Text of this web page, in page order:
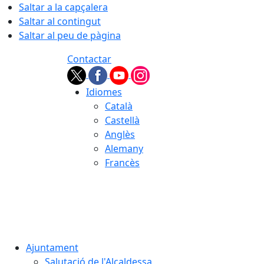
Saltar a la capçalera
Saltar al contingut
Saltar al peu de pàgina
Contactar
Idiomes
Català
Castellà
Anglès
Alemany
Francès
Ajuntament